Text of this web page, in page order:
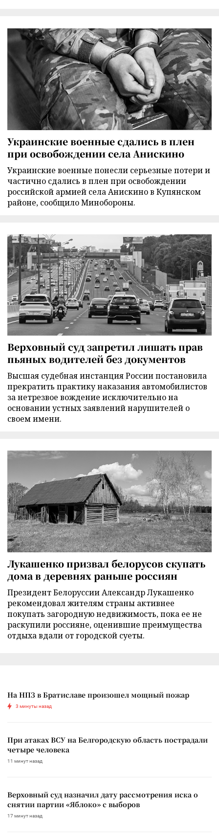
Украинские военные сдались в плен
при освобождении села Анискино
Украинские военные понесли серьезные потери и
частично сдались в плен при освобождении
российской армией села Анискино в Купянском
районе, сообщило Минобороны.
Верховный суд запретил лишать прав
пьяных водителей без документов
Высшая судебная инстанция России постановила
прекратить практику наказания автомобилистов
за нетрезвое вождение исключительно на
основании устных заявлений нарушителей о
своем имени.
Лукашенко призвал белорусов скупать
дома в деревнях раньше россиян
Президент Белоруссии Александр Лукашенко
рекомендовал жителям страны активнее
покупать загородную недвижимость, пока ее не
раскупили россияне, оценившие преимущества
отдыха вдали от городской суеты.
На НПЗ в Братиславе произошел мощный пожар
3 минуты назад
При атаках ВСУ на Белгородскую область пострадали
четыре человека
11 минут назад
Верховный суд назначил дату рассмотрения иска о
снятии партии «Яблоко» с выборов
17 минут назад